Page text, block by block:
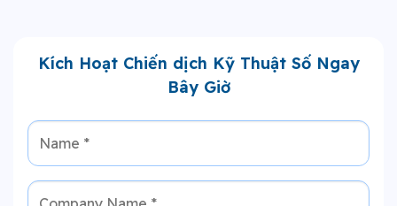
Kích Hoạt Chiến dịch Kỹ Thuật Số Ngay
Bây Giờ